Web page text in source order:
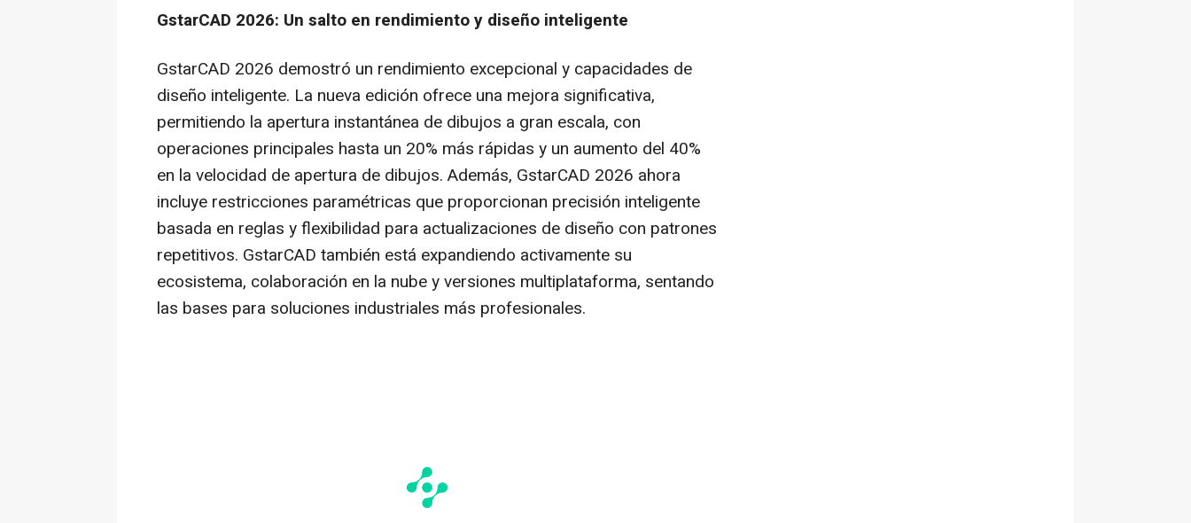
GstarCAD 2026: Un salto en rendimiento y diseño inteligente
GstarCAD 2026 demostró un rendimiento excepcional y capacidades de
diseño inteligente. La nueva edición ofrece una mejora significativa,
permitiendo la apertura instantánea de dibujos a gran escala, con
operaciones principales hasta un 20% más rápidas y un aumento del 40%
en la velocidad de apertura de dibujos. Además, GstarCAD 2026 ahora
incluye restricciones paramétricas que proporcionan precisión inteligente
basada en reglas y flexibilidad para actualizaciones de diseño con patrones
repetitivos. GstarCAD también está expandiendo activamente su
ecosistema, colaboración en la nube y versiones multiplataforma, sentando
las bases para soluciones industriales más profesionales.